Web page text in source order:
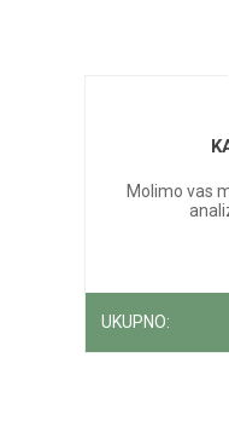
Molimo vas
UKUPNO: